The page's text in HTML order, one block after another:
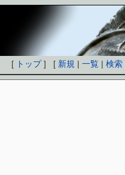
[ トップ] [ 新規 |一覧 |検索